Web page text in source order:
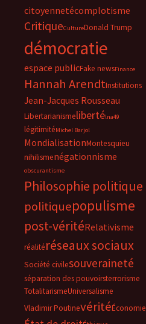
citoyennetécomplotisme
CritiqueCultureDonald Trump
démocratie
espace publicFake newsFinance
Hannah ArendtInstitutions
Jean-Jacques Rousseau
Libertarianismelibertélna49
légitimitéMichel Barjol
MondialisationMontesquieu
nihilismenégationnisme
obscurantisme
Philosophie politique
politiquepopulisme
post-véritéRelativisme
réalitéréseaux sociaux
Société civilesouveraineté
séparation des pouvoirsterrorisme
TotalitarismeUniversalisme
Vladimir PoutinevéritéÉconomie